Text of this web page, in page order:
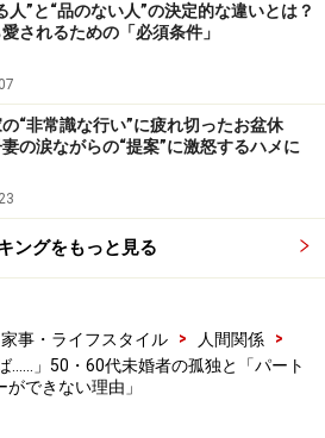
手ではなかったとも言える。50
いるだろう。彼を心から信頼で
ろうか。
」にはなりたくない
好き』という気持ちだけになれな
事をしたとしたら、このあとホテ
を押しつけられても困るし」
トには動かない。気が合うと思っ
人”と“品のない人”の決定的な違いとは？
されるための「必須条件」
“非常識な行い”に疲れ切ったお盆休
の涙ながらの“提案”に激怒するハメに
ングをもっと見る
家事・ライフスタイル > 人間関係
>
……」50・60代未婚者の孤独と「パート
ができない理由」